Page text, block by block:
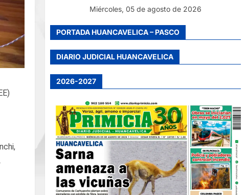
Miércoles, 05 de agosto de 2026
PORTADA HUANCAVELICA – PASCO
DIARIO JUDICIAL HUANCAVELICA
2026-2027